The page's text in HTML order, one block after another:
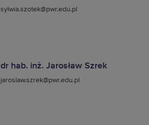
sylwia.szotek@pwr.edu.pl
dr hab. inż. Jarosław Szrek
jaroslaw.szrek@pwr.edu.pl